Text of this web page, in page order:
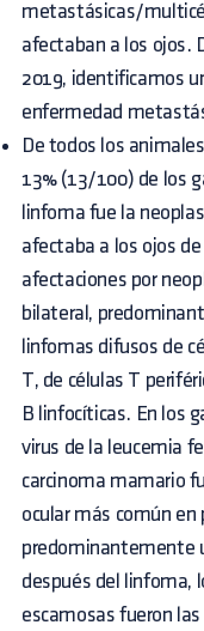
metastásicas/
afectaban a los ojos.
2019, identificamos
enfermedad
De todos los
13% (13/100) de los
linfoma fue la
afectaba a los ojos
afectaciones por
bilateral,
linfomas difusos de
T, de células T
B linfocíticas. En los
virus de la leucemia
carcinoma mamario
ocular más común en
predominantemente
después del linfoma,
escamosas fueron